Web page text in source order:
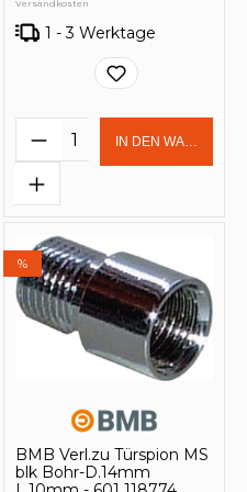
den
Versandkosten
1 - 3 Werktage
Produkt Anzahl:
IN DEN
%
BMB Verl.zu Türspion MS
blk Bohr-D.14mm